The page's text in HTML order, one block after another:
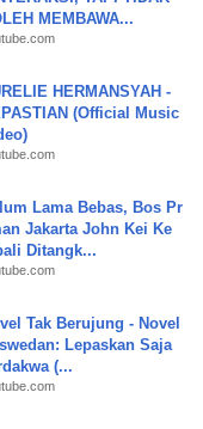
MEMBAWA...
HERMANSYAH -
(Official Music
Lama Bebas, Bos Pr
Jakarta John Kei Ke
Ditangk...
Tak Berujung - Novel
Lepaskan Saja
(...